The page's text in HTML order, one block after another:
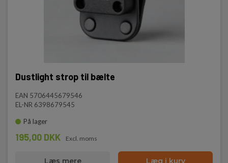
Dustlight strop til bælte
EAN 5706445679546
EL-NR 6398679545
På lager
195,00 DKK Excl. moms
Læs mere Læg i kurv